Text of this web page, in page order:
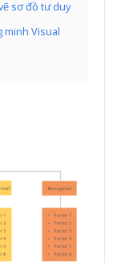
sơ đồ tư duy
minh Visual